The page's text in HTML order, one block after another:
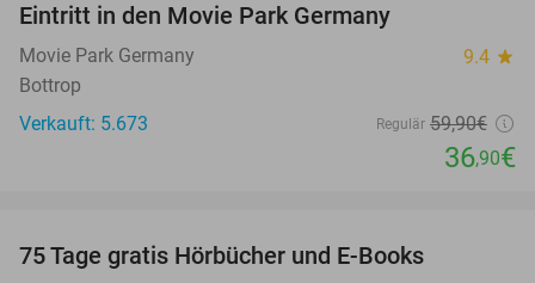
Eintritt in den Movie Park Germany
Movie Park Germany 9.4 star
Bottrop
Verkauft: 5.673
Regulär 59,90€
36,90€
75 Tage gratis Hörbücher und E-Books